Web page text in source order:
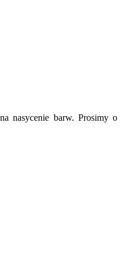
nasycenie barw. Prosimy o